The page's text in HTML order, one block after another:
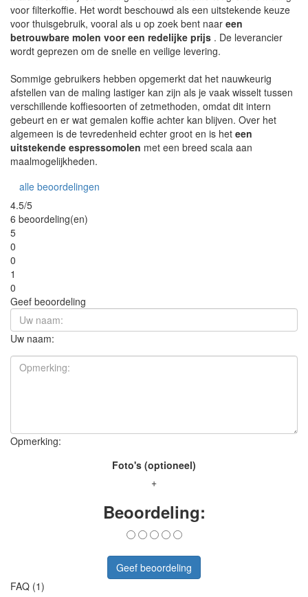
voor filterkoffie. Het wordt beschouwd als een uitstekende keuze
voor thuisgebruik, vooral als u op zoek bent naar een
betrouwbare molen voor een redelijke prijs . De leverancier
wordt geprezen om de snelle en veilige levering.
Sommige gebruikers hebben opgemerkt dat het nauwkeurig
afstellen van de maling lastiger kan zijn als je vaak wisselt tussen
verschillende koffiesoorten of zetmethoden, omdat dit intern
gebeurt en er wat gemalen koffie achter kan blijven. Over het
algemeen is de tevredenheid echter groot en is het een
uitstekende espressomolen met een breed scala aan
maalmogelijkheden.
alle beoordelingen
4.5/5
6 beoordeling(en)
5
0
0
1
0
Geef beoordeling
Uw naam:
Opmerking:
Foto's (optioneel)
+
Beoordeling:
Geef beoordeling
FAQ (1)